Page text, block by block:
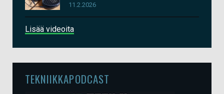
11.2.2026
Lisää videoita
TEKNIIKKAPODCAST